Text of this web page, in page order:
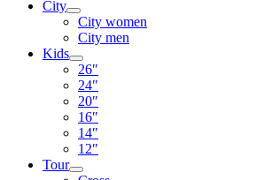
City
City women
City men
Kids
26″
24″
20″
16″
14″
12″
Tour